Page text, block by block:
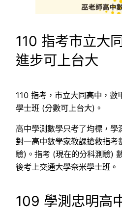
110 指考市立大
進步可上台大
110 指考，市立大同高中，數
學士班 (分數可上台大)。
高中學測數學只考了均標，學
對一高中數學家教課搶救指考
驗)。指考 (現在的分科測驗)
後考上交通大學奈米學士班。
109 學測忠明高